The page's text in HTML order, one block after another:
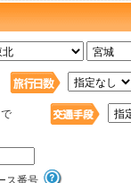
ス番号